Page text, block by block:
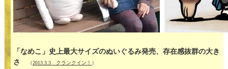
「なめこ」史上最大サイズのぬいぐるみ発売、存在感抜群の大き
さ
（2013.3.3 クランクイン！ ）